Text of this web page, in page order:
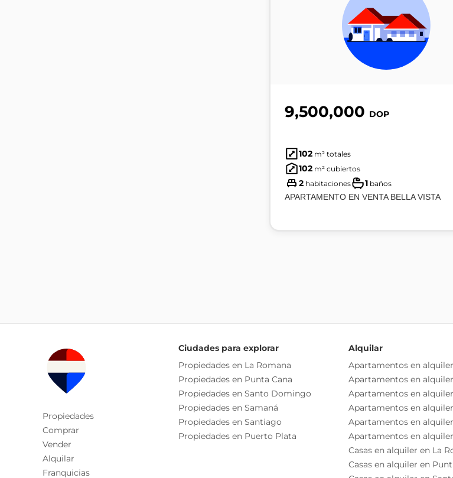
9,500,000 DOP
102 m² totales
102 m² cubiertos
2 habitaciones 1 baños
APARTAMENTO EN VENTA BELLA VISTA
Propiedades
Comprar
Vender
Alquilar
Franquicias
Ciudades para explorar
Propiedades en La Romana
Propiedades en Punta Cana
Propiedades en Santo Domingo
Propiedades en Samaná
Propiedades en Santiago
Propiedades en Puerto Plata
Alquilar
Apartamentos en
Apartamentos en
Apartamentos en
Apartamentos en
Apartamentos en
Apartamentos en
Casas en alquiler en La
Casas en alquiler en